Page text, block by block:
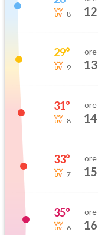
8 12
29°
9
ore
13
31°
8
ore
14
33°
7
ore
15
35°
6
ore
16